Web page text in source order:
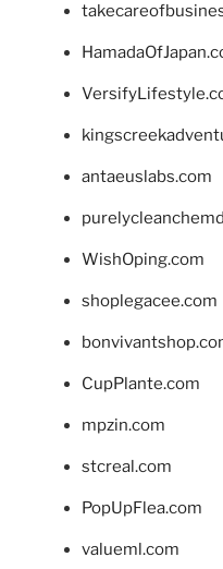
antaeuslabs.com
WishOping.com
shoplegacee.com
CupPlante.com
mpzin.com
stcreal.com
PopUpFlea.com
valueml.com